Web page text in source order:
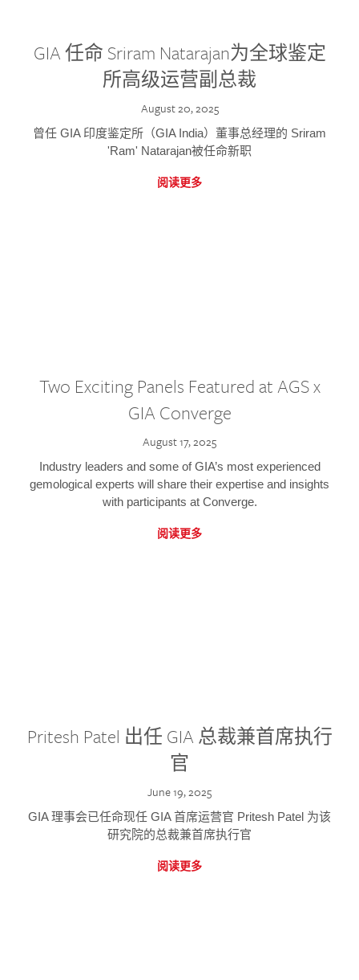
GIA 任命 Sriram Natarajan为全球鉴定
所高级运营副总裁
August 20, 2025
曾任 GIA 印度鉴定所（GIA India）董事总经理的 Sriram
'Ram' Natarajan被任命新职
阅读更多
Two Exciting Panels Featured at AGS x
GIA Converge
August 17, 2025
Industry leaders and some of GIA’s most experienced
gemological experts will share their expertise and insights
with participants at Converge.
阅读更多
Pritesh Patel 出任 GIA 总裁兼首席执行
官
June 19, 2025
GIA 理事会已任命现任 GIA 首席运营官 Pritesh Patel 为该
研究院的总裁兼首席执行官
阅读更多